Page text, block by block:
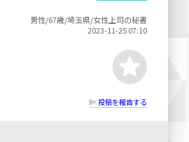
男性/67歳/埼玉県/女性上司の秘書
2023-11-25 07:10
投稿を報告する